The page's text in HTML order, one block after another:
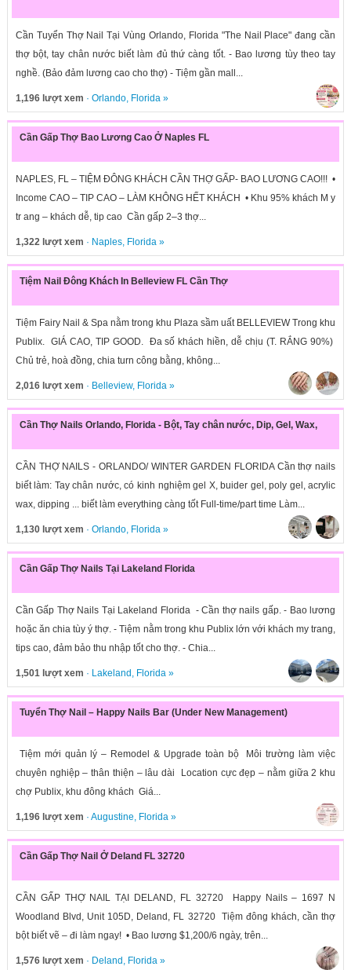
Cần Tuyển Thợ Nail Tại Vùng Orlando, Florida "The Nail Place" đang cần
thợ bột, tay chân nước biết làm đủ thứ càng tốt. - Bao lương tùy theo tay
nghề. (Bảo đảm lương cao cho thợ) - Tiệm gần mall...
1,196 lượt xem · Orlando, Florida»
Cần Gấp Thợ Bao Lương Cao Ở Naples FL
NAPLES, FL – TIỆM ĐÔNG KHÁCH CẦN THỢ GẤP- BAO LƯƠNG CAO!!! •
Income CAO – TIP CAO – LÀM KHÔNG HẾT KHÁCH • Khu 95% khách M y
tr ang – khách dễ, tip cao Cần gấp 2–3 thợ...
1,322 lượt xem · Naples, Florida»
Tiệm Nail Đông Khách In Belleview FL Cần Thợ
Tiệm Fairy Nail & Spa nằm trong khu Plaza sầm uất BELLEVIEW Trong khu
Publix. GIÁ CAO, TIP GOOD. Đa số khách hiền, dễ chịu (T. RẮNG 90%)
Chủ trẻ, hoà đồng, chia turn công bằng, không...
2,016 lượt xem · Belleview, Florida»
Cần Thợ Nails Orlando, Florida - Bột, Tay chân nước, Dip, Gel, Wax,
CẦN THỢ NAILS - ORLANDO/ WINTER GARDEN FLORIDA Cần thợ nails
biết làm: Tay chân nước, có kinh nghiệm gel X, buider gel, poly gel, acrylic
wax, dipping ... biết làm everything càng tốt Full-time/part time Làm...
1,130 lượt xem · Orlando, Florida»
Cần Gấp Thợ Nails Tại Lakeland Florida
Cần Gấp Thợ Nails Tại Lakeland Florida - Cần thợ nails gấp. - Bao lương
hoặc ăn chia tùy ý thợ. - Tiệm nằm trong khu Publix lớn với khách my trang,
tips cao, đảm bảo thu nhập tốt cho thợ. - Chia...
1,501 lượt xem · Lakeland , Florida»
Tuyển Thợ Nail – Happy Nails Bar (Under New Management)
Tiệm mới quản lý – Remodel & Upgrade toàn bộ Môi trường làm việc
chuyên nghiệp – thân thiện – lâu dài Location cực đẹp – nằm giữa 2 khu
chợ Publix, khu đông khách Giá...
1,196 lượt xem · Augustine, Florida»
Cần Gấp Thợ Nail Ở Deland FL 32720
CẦN GẤP THỢ NAIL TẠI DELAND, FL 32720 Happy Nails – 1697 N
Woodland Blvd, Unit 105D, Deland, FL 32720 Tiệm đông khách, cần thợ
bột biết vẽ – đi làm ngay! • Bao lương $1,200/6 ngày, trên...
1,576 lượt xem · Deland , Florida»